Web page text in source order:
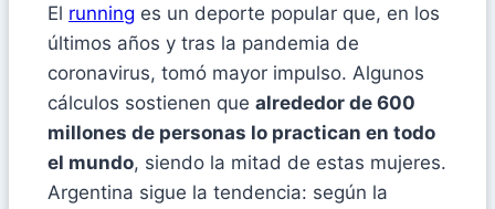
El running es un deporte popular que, en los
últimos años y tras la pandemia de
coronavirus, tomó mayor impulso. Algunos
cálculos sostienen que alrededor de 600
millones de personas lo practican en todo
el mundo, siendo la mitad de estas mujeres.
Argentina sigue la tendencia: según la